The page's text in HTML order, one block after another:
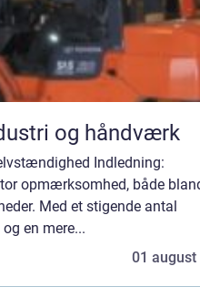
og håndværk
Indledning:
opmærksomhed, både
Med et stigende antal
en mere...
01 august